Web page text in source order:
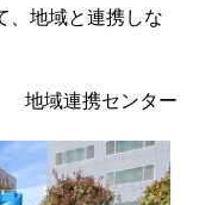
、地域と連携しな
地域連携センター